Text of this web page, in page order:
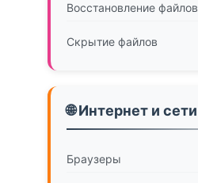
Восстановление файлов
Скрытие файлов
🌐 Интернет и сети
Браузеры